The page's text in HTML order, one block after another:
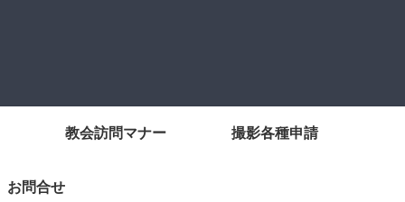
教会訪問マナー 撮影各種申請
お問合せ